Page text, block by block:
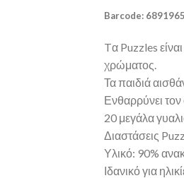
Barcode:
Tα Puzzles
χρώματος.
Τα παιδιά
Ενθαρρύνει τον
20 μεγάλα
Διαστάσεις
Υλικό: 90%
Ιδανικό για